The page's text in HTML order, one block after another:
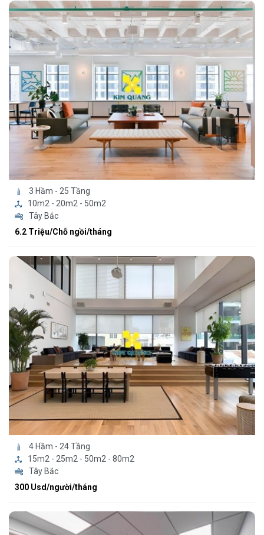
3 Hầm - 25 Tầng
10m2 - 20m2 - 50m2
Tây Bắc
6.2 Triệu/Chỗ ngồi/tháng
4 Hầm - 24 Tầng
15m2 - 25m2 - 50m2 - 80m2
Tây Bắc
300 Usd/người/tháng